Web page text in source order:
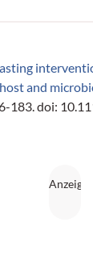
and
183. doi: